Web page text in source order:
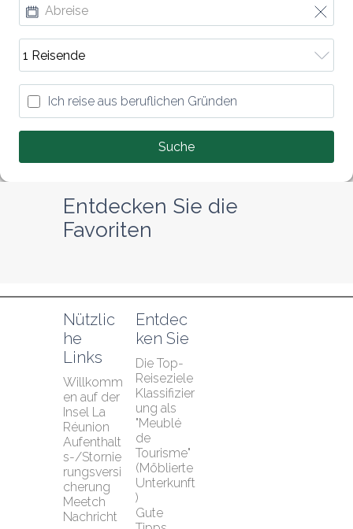
Ich reise aus beruflichen Gründen
Suche
Entdecken Sie die
Favoriten
Nützlic
he
Links
Willkomm
en auf der
Insel La
Réunion
Aufenthalt
s-/Stornie
rungsversi
cherung
Meetch
Nachricht
Entdec
ken Sie
Die Top-
Reiseziele
Klassifizier
ung als
"Meublé
de
Tourisme"
(Möblierte
Unterkunft
)
Gute